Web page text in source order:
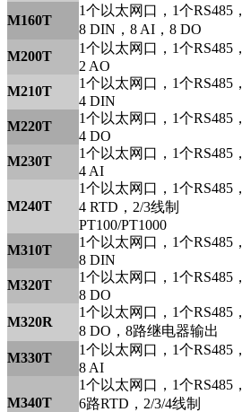
M160T
1个以太网口，1个RS485，
8 DIN，8 AI，8 DO
M200T
1个以太网口，1个RS485，
2 AO
M210T
1个以太网口，1个RS485，
4 DIN
M220T
1个以太网口，1个RS485，
4 DO
M230T
1个以太网口，1个RS485，
4 AI
M240T
1个以太网口，1个RS485，
4 RTD，2/3线制
PT100/PT1000
M310T
1个以太网口，1个RS485，
8 DIN
M320T
1个以太网口，1个RS485，
8 DO
M320R
1个以太网口，1个RS485，
8 DO，8路继电器输出
M330T
1个以太网口，1个RS485，
8 AI
M340T
1个以太网口，1个RS485，
6路RTD，2/3/4线制